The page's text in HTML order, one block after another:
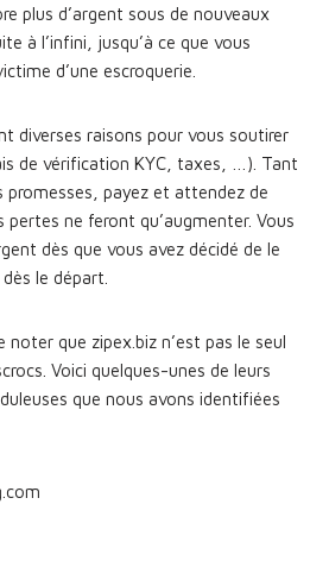
plus d’argent sous de nouveaux
à l’infini, jusqu’à ce que vous
d’une escroquerie.
diverses raisons pour vous soutirer
de vérification KYC, taxes, …). Tant
promesses, payez et attendez de
pertes ne feront qu’augmenter. Vous
dès que vous avez décidé de le
le départ.
que zipex.biz n’est pas le seul
Voici quelques-unes de leurs
que nous avons identifiées